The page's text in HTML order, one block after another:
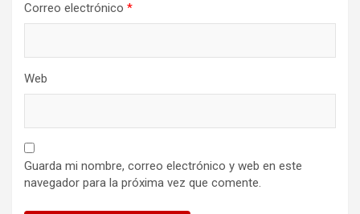
Correo electrónico *
Web
Guarda mi nombre, correo electrónico y web en este
navegador para la próxima vez que comente.